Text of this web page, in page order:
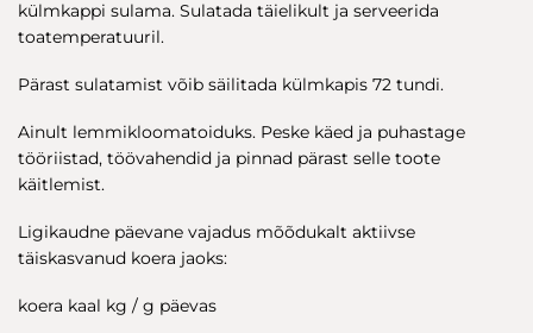
külmkappi sulama. Sulatada täielikult ja serveerida
toatemperatuuril.
Pärast sulatamist võib säilitada külmkapis 72 tundi.
Ainult lemmikloomatoiduks. Peske käed ja puhastage
tööriistad, töövahendid ja pinnad pärast selle toote
käitlemist.
Ligikaudne päevane vajadus mõõdukalt aktiivse
täiskasvanud koera jaoks:
koera kaal kg / g päevas